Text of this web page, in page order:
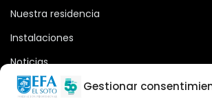
Gestionar
Nuestra residencia
Instalaciones
Noticias
Oferta formativa